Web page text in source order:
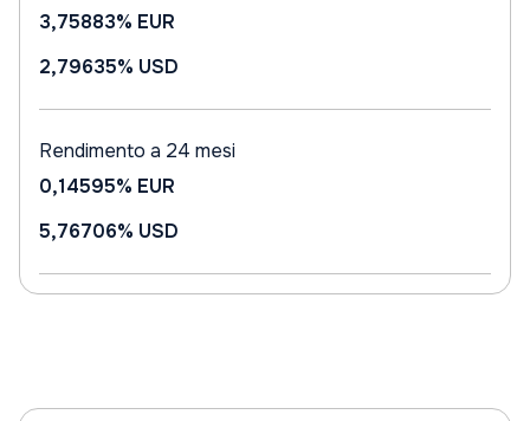
3,75883% EUR
2,79635% USD
Rendimento a 24 mesi
0,14595% EUR
5,76706% USD